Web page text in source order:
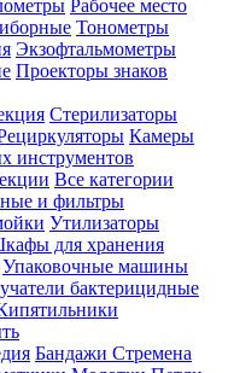
Рабочее место
Тонометры
Экзофтальмометры
Проекторы знаков
Стерилизаторы
Камеры
инструментов
Все категории
и фильтры
Утилизаторы
для хранения
Упаковочные машины
бактерицидные
Бандажи Стремена